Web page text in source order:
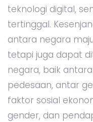
teknologi digital,
tertinggal.
antara negara
tetapi juga dapat
negara, baik
pedesaan, antar
faktor sosial
gender, dan